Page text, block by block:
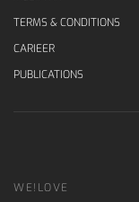
TERMS & CONDITIONS
CARIEER
PUBLICATIONS
WE!LOVE